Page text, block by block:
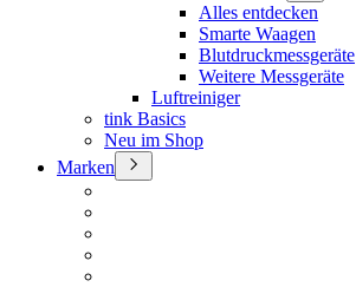
Alles entdecken
Smarte Waagen
Blutdruckmessgeräte
Weitere Messgeräte
Luftreiniger
tink Basics
Neu im Shop
Marken